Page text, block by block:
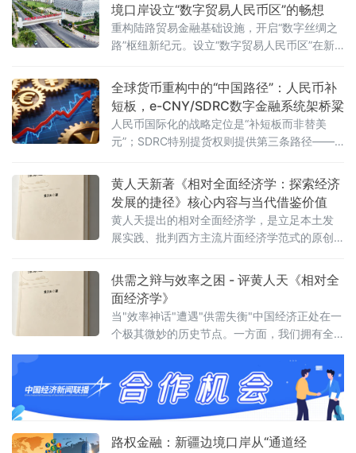
境口岸设立“数字贸易人民币区”的畅想
重构陆路贸易金融基础设施，开启“数字丝绸之
路”枢纽新纪元。设立“数字贸易人民币区”在新
立“数字贸易人民币区”，作为路权金融创新的集
成载体与制度试验田。
全球货币重构中的“中国路径”：人民币补
短板，e-CNY/SDRC数字金融系统架桥粱
人民币国际化的战略定位是“补短板而非替美
元”；SDRC特别提货权则提供第三条路径——
两者协同，构成中国参与全球货币格局重构的
完整工具箱。
黄人天新著《相对全面经济学：探索经济
发展的捷径》核心内容与当代借鉴价值
黄人天提出的相对全面经济学，是立足本土发
展实践、批判西方主流片面经济学范式的原创
比较优势教条，构建适配后发国家赶超发展的
动态、全面、务实的经济发展逻辑
供需之辩与效率之困 - 评黄人天《相对全
面经济学》
当"效率神话"遭遇"供需失衡"中国经济正处在一
个极其微妙的历史节点。一方面，我们拥有全
和日益精进的技术能力；另一方面，消费疲
软、产能过剩、增长乏力却如影随形，"通缩阴
影"与"资产负债表衰退"的议论不绝于耳。在这
个背景下，黄人天先生推出其新著《相对全面
经济学》，提出"经济发展的核心是实现供需相
路权金融：新疆边境口岸从“通道经